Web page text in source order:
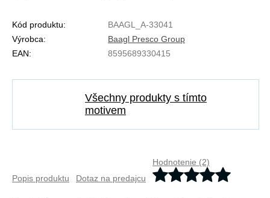
Kód produktu:
BAAGL_A-33041
Výrobca:
Baagl Presco Group
EAN:
8595689330415
Všechny produkty s tímto
motivem
Popis produktu Dotaz na predajcu
Hodnotenie (2)